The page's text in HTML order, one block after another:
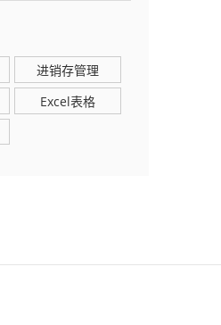
进销存管理
Excel表格